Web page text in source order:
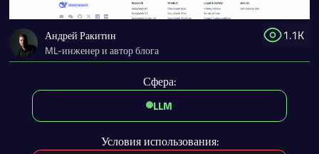
1.1K
Андрей Ракитин
ML-инженер и автор блога
Сфера:
LLM
Условия использования: